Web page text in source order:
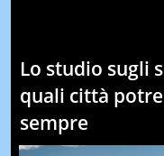
Lo studio sugli
quali città
sempre